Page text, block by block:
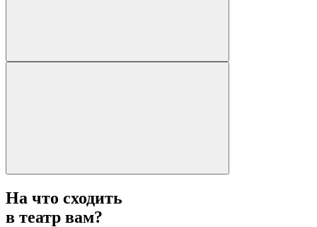
На что сходить
в театр вам?